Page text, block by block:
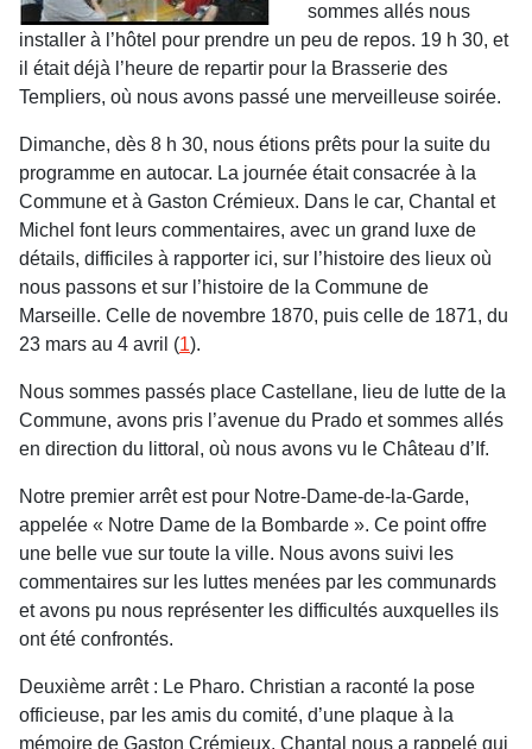
sommes allés nous
installer à l’hôtel pour prendre un peu de repos. 19 h 30, et
il était déjà l’heure de repartir pour la Brasserie des
Templiers, où nous avons passé une merveilleuse soirée.
Dimanche, dès 8 h 30, nous étions prêts pour la suite du
programme en autocar. La journée était consacrée à la
Commune et à Gaston Crémieux. Dans le car, Chantal et
Michel font leurs commentaires, avec un grand luxe de
détails, difficiles à rapporter ici, sur l’histoire des lieux où
nous passons et sur l’histoire de la Commune de
Marseille. Celle de novembre 1870, puis celle de 1871, du
23 mars au 4 avril (1).
Nous sommes passés place Castellane, lieu de lutte de la
Commune, avons pris l’avenue du Prado et sommes allés
en direction du littoral, où nous avons vu le Château d’If.
Notre premier arrêt est pour Notre-Dame-de-la-Garde,
appelée « Notre Dame de la Bombarde ». Ce point offre
une belle vue sur toute la ville. Nous avons suivi les
commentaires sur les luttes menées par les communards
et avons pu nous représenter les difficultés auxquelles ils
ont été confrontés.
Deuxième arrêt : Le Pharo. Christian a raconté la pose
officieuse, par les amis du comité, d’une plaque à la
mémoire de Gaston Crémieux. Chantal nous a rappelé qui